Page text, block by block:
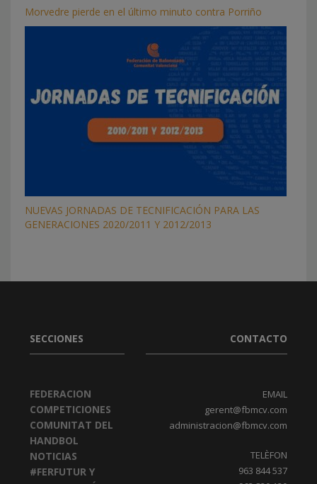
Morvedre pierde en el último minuto contra Porriño
NUEVAS JORNADAS DE TECNIFICACIÓN PARA LAS
GENERACIONES 2020/2011 Y 2012/2013
SECCIONES
FEDERACION
COMPETICIONES
COMUNITAT DEL
HANDBOL
NOTICIAS
#FERFUTUR Y
CONTACTO
EMAIL
gerent@fbmcv.com
administracion@fbmcv.com
TELÈFON
963 844 537